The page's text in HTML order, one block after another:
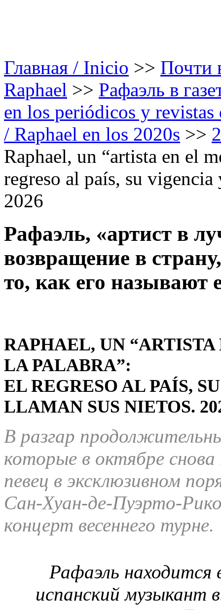
Главная / Inicio >> Почти
Raphael >> Рафаэль в
en los periódicos y
/ Raphael en los 2020s >>
Raphael, un “artista en el
regreso al país, su
2026
Рафаэль, «артист в
возвращение в
то, как его называют
RAPHAEL, UN
LA PALABRA”:
EL REGRESO AL PAÍS,
LLAMAN SUS NIETOS.
В разгар
которые в октябре снова
певец в эксклюзивном
Сан-Хуан-де-Пуэрто-
концерт весеннего турне.
Рафаэль находится
испанский музыкант